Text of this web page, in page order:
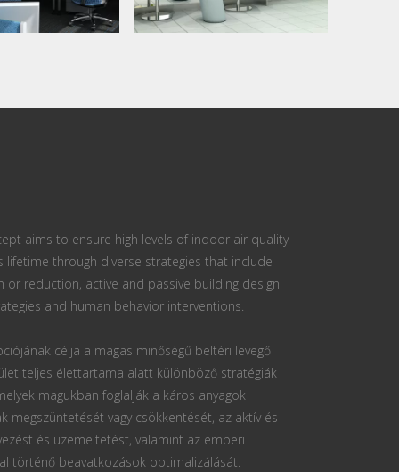
aims to ensure high levels of indoor air quality
lifetime through diverse strategies that include
or reduction, active and passive building design
and human behavior interventions.
célja a magas minőségű beltéri levegő
teljes élettartama alatt különböző stratégiák
magukban foglalják a káros anyagok
megszüntetését vagy csökkentését, az aktív és
és üzemeltetést, valamint az emberi
történő beavatkozások optimalizálását.